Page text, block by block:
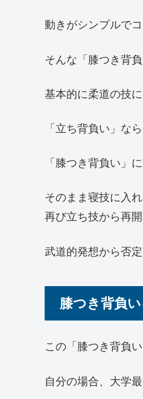
動きがシンプルで
そんな「膝つき背
基本的に柔道の技
「立ち背負い」な
「膝つき背負い」
そのまま寝技に入
再び立ち技から再開
武道的発想から否
膝つき背負
この「膝つき背負
自分の場合、大学